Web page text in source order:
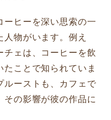
ーヒーを深い思索の一
物がいます。例え
チェは、コーヒーを飲
ことで知られていま
ルーストも、カフェで
その影響が彼の作品に